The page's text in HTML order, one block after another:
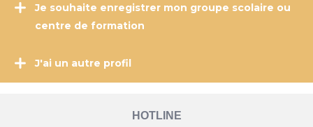
Je souhaite enregistrer mon groupe scolaire ou
centre de formation
J'ai un autre profil
HOTLINE